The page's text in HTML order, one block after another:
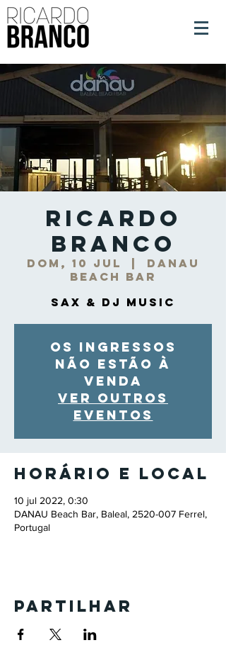
Ricardo
Branco
dom, 10 jul
DANAU
Beach Bar
Sax & DJ Music
Os ingressos
não estão à
venda
Ver outros
eventos
Horário e local
10 jul 2022, 0:30
DANAU Beach Bar, Baleal, 2520-007 Ferrel,
Portugal
Partilhar